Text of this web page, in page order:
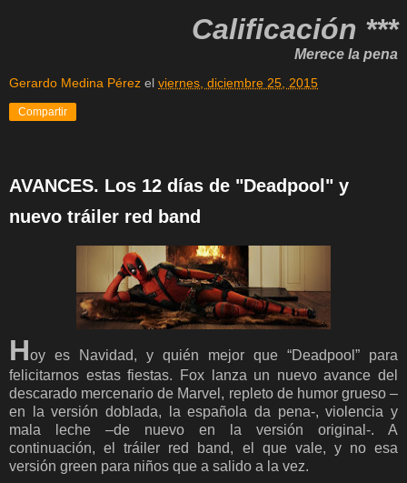
Calificación ***
Merece la pena
Gerardo Medina Pérez el viernes, diciembre 25, 2015
Compartir
AVANCES. Los 12 días de "Deadpool" y
nuevo tráiler red band
Hoy es Navidad, y quién mejor que “Deadpool” para
felicitarnos estas fiestas. Fox lanza un nuevo avance del
descarado mercenario de Marvel, repleto de humor grueso –
en la versión doblada, la española da pena-, violencia y
mala leche –de nuevo en la versión original-. A
continuación, el tráiler red band, el que vale, y no esa
versión green para niños que a salido a la vez.